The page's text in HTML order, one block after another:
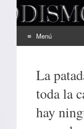
Menú
contenido
La
toda la
hay